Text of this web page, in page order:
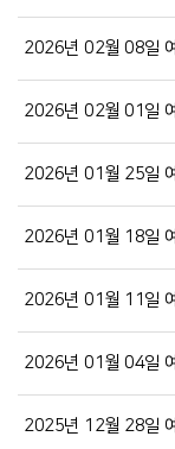
2026년 02월 08일
2026년 02월 01일
2026년 01월 25일
2026년 01월 18일
2026년 01월 11일
2026년 01월 04일
2025년 12월 28일